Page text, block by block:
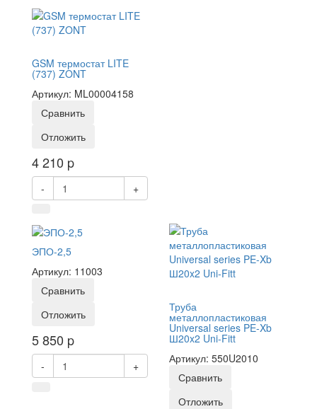
GSM термостат LITE
(737) ZONT
Артикул: ML00004158
Сравнить
Отложить
4 210 p
- +
ЭПО-2,5
Артикул: 11003
Сравнить
Отложить
5 850 p
- +
Труба
металлопластиковая
Universal series PE-Xb
Ш20x2 Uni-Fitt
Артикул: 550U2010
Сравнить
Отложить